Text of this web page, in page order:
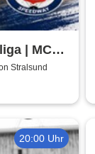
| MC
Stralsund
20:00 Uhr